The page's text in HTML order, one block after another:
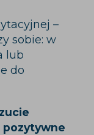
–
sobie: w
lub
do
pozytywne